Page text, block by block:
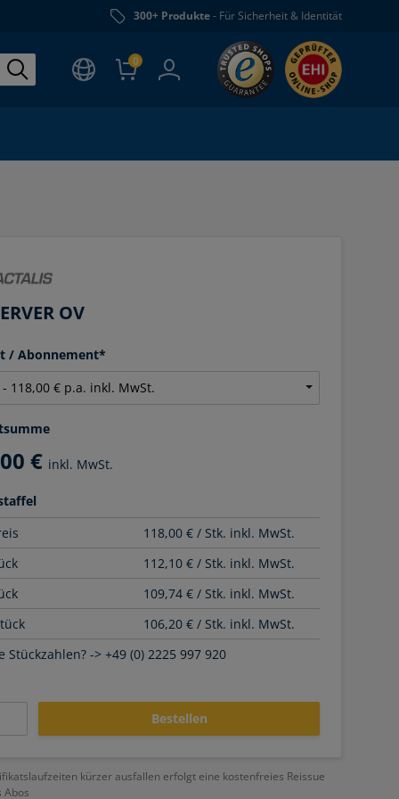
300+ Produkte- Für Sicherheit & Identität
0
OV
/ Abonnement*
€ inkl. MwSt.
118,00 € / Stk. inkl. MwSt.
112,10 € / Stk. inkl. MwSt.
109,74 € / Stk. inkl. MwSt.
106,20 € / Stk. inkl. MwSt.
Stückzahlen? -> +49 (0) 2225 997 920
Bestellen
kürzer ausfallen erfolgt eine kostenfreies Reissue
Abos